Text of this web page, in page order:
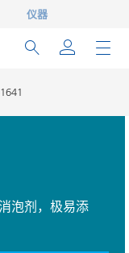
仪器
泡剂，极易添